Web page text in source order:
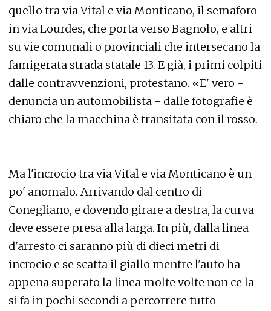
quello tra via Vital e via Monticano, il semaforo
in via Lourdes, che porta verso Bagnolo, e altri
su vie comunali o provinciali che intersecano la
famigerata strada statale 13. E già, i primi colpiti
dalle contravvenzioni, protestano. «E' vero -
denuncia un automobilista - dalle fotografie è
chiaro che la macchina è transitata con il rosso.
Ma l'incrocio tra via Vital e via Monticano è un
po' anomalo. Arrivando dal centro di
Conegliano, e dovendo girare a destra, la curva
deve essere presa alla larga. In più, dalla linea
d'arresto ci saranno più di dieci metri di
incrocio e se scatta il giallo mentre l'auto ha
appena superato la linea molte volte non ce la
si fa in pochi secondi a percorrere tutto